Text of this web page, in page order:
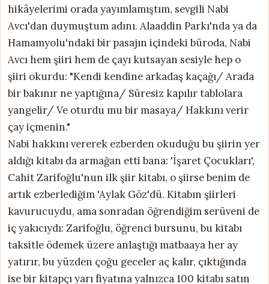
hikâyelerimi orada yayımlamıştım, sevgili Nabi
Avcı'dan duymuştum adını. Alaaddin Parkı'nda ya da
Hamamyolu'ndaki bir pasajın içindeki büroda, Nabi
Avcı hem şiiri hem de çayı kutsayan sesiyle hep o
şiiri okurdu: "Kendi kendine arkadaş kaçağı/ Arada
bir bakınır ne yaptığına/ Süresiz kapılır tablolara
yangelir/ Ve oturdu mu bir masaya/ Hakkını verir
çay içmenin."
Nabi hakkını vererek ezberden okuduğu bu şiirin yer
aldığı kitabı da armağan etti bana: 'İşaret Çocukları',
Cahit Zarifoğlu'nun ilk şiir kitabı, o şiirse benim de
artık ezberlediğim 'Aylak Göz'dü. Kitabın şiirleri
kavurucuydu, ama sonradan öğrendiğim serüveni de
iç yakıcıydı: Zarifoğlu, öğrenci bursunu, bu kitabı
taksitle ödemek üzere anlaştığı matbaaya her ay
yatırır, bu yüzden çoğu geceler aç kalır, çıktığında
ise bir kitapçı yarı fiyatına yalnızca 100 kitabı satın